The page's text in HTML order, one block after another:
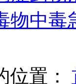
物中毒
位置：